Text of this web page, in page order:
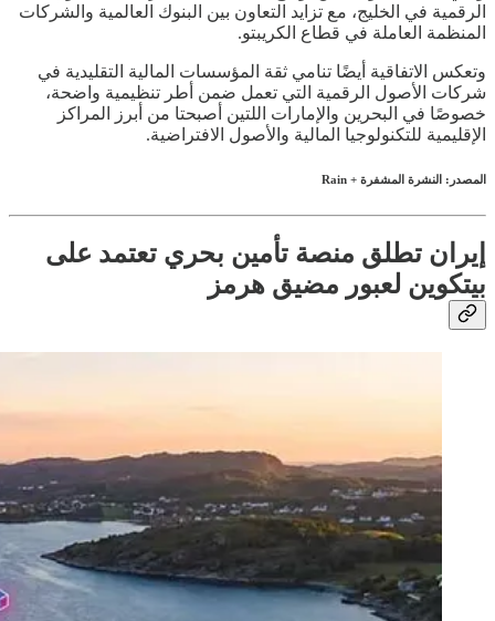
الرقمية في الخليج، مع تزايد التعاون بين البنوك العالمية والشركات
المنظمة العاملة في قطاع الكريبتو.
وتعكس الاتفاقية أيضًا تنامي ثقة المؤسسات المالية التقليدية في
شركات الأصول الرقمية التي تعمل ضمن أطر تنظيمية واضحة،
خصوصًا في البحرين والإمارات اللتين أصبحتا من أبرز المراكز
الإقليمية للتكنولوجيا المالية والأصول الافتراضية.
المصدر: النشرة المشفرة + Rain
إيران تطلق منصة تأمين بحري تعتمد على
بيتكوين لعبور مضيق هرمز